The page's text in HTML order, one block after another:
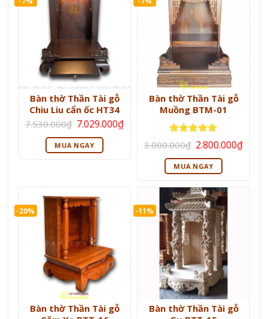
Bàn thờ Thần Tài gỗ
Chiu Liu cẩn ốc HT34
7.530.000₫ Giá
gốc
là:
7.530.000₫.
7.029.000₫Giá
7.029.000₫.
MUA NGAY
Bàn thờ Thần Tài gỗ
Muồng BTM-01
Được xếp
hạng
55
sao
3.000.000₫ Giá
gốc
là:
3.000.000₫.
2.800.000₫Giá
MUA NGAY
-20%
Bàn thờ Thần Tài gỗ
-11%
Bàn thờ Thần Tài gỗ